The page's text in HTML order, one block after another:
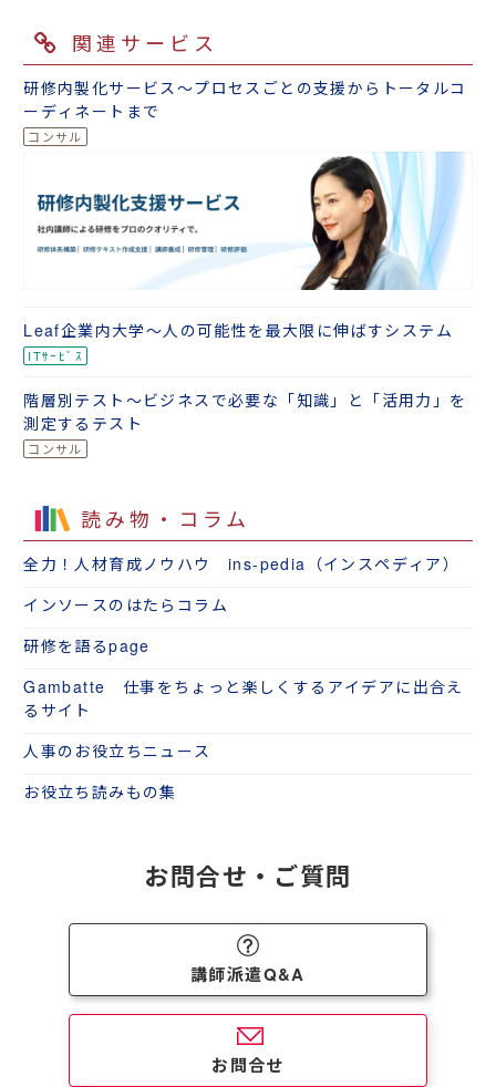
関連サービス
研修内製化サービス～プロセスごとの支援からトータルコ
ーディネートまで
Leaf企業内大学～人の可能性を最大限に伸ばすシステム
階層別テスト～ビジネスで必要な「知識」と「活用力」を
測定するテスト
読み物・コラム
全力！人材育成ノウハウ ins-pedia（インスペディア）
インソースのはたらコラム
研修を語るpage
Gambatte 仕事をちょっと楽しくするアイデアに出合え
るサイト
人事のお役立ちニュース
お役立ち読みもの集
お問合せ・ご質問
講師派遣Q&A
お問合せ